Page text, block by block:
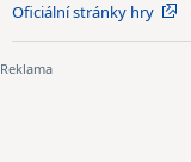
Oficiální stránky hry